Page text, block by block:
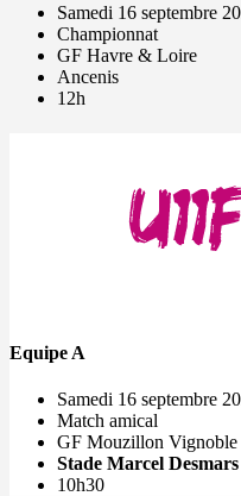
Samedi 16 septembre
Championnat
GF Havre & Loire
Ancenis
12h
Equipe A
Samedi 16 septembre
Match amical
GF Mouzillon Vignoble
Stade Marcel
10h30